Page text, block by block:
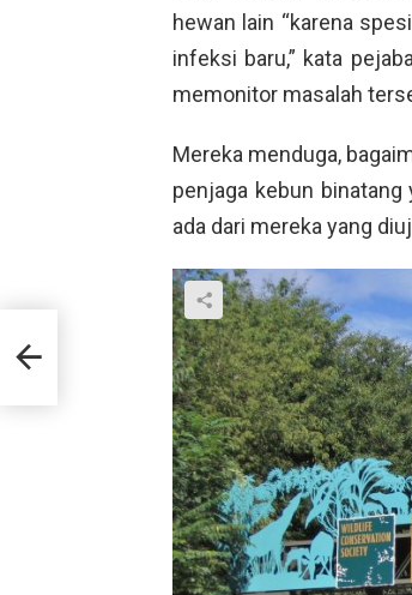
hewan lain “karena
infeksi baru,” kata
memonitor masalah
Mereka menduga,
penjaga kebun
ada dari mereka yang